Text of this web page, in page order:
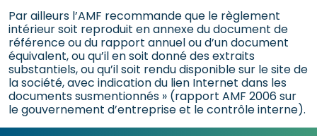
Par ailleurs l’AMF recommande que le règlement
intérieur soit reproduit en annexe du document de
référence ou du rapport annuel ou d’un document
équivalent, ou qu’il en soit donné des extraits
substantiels, ou qu’il soit rendu disponible sur le site de
la société, avec indication du lien Internet dans les
documents susmentionnés » (rapport AMF 2006 sur
le gouvernement d’entreprise et le contrôle interne).